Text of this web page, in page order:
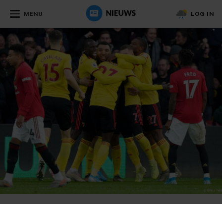
MENU LOG IN